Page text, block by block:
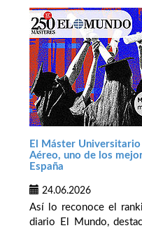
El Máster
Aéreo, uno de los
España
24.06.2026
Así lo reconoce el
diario El Mundo,